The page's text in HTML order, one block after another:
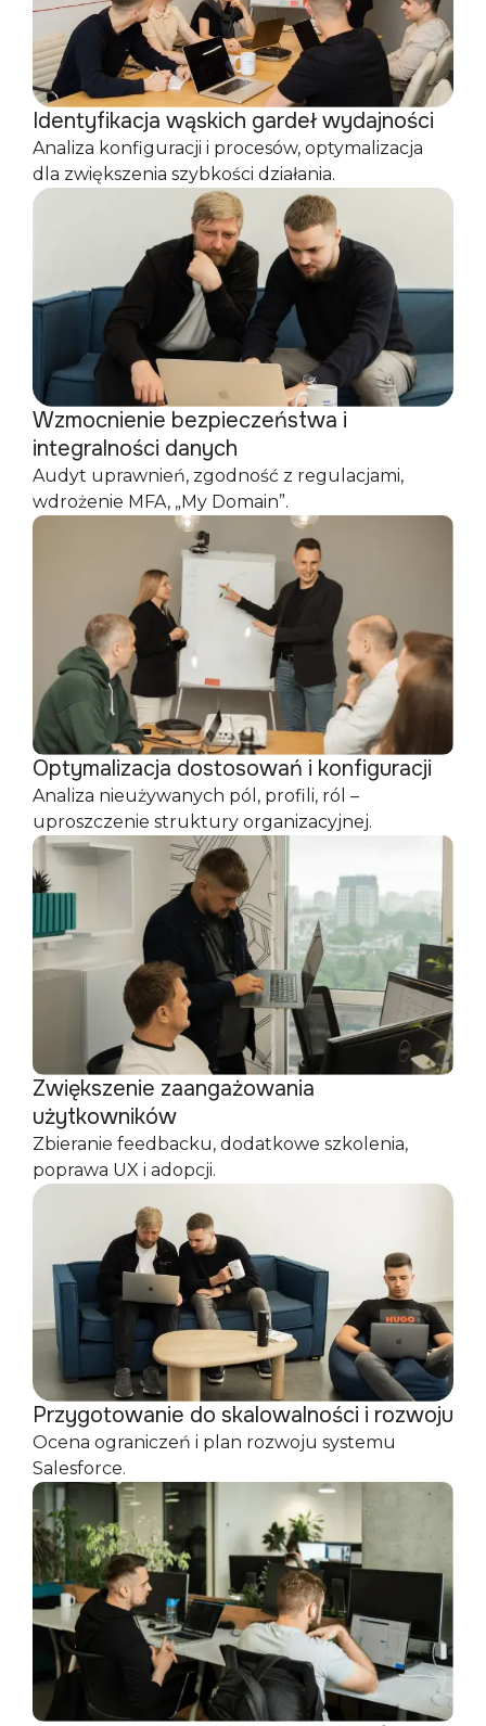
Identyfikacja wąskich gardeł wydajności
Analiza konfiguracji i procesów, optymalizacja
dla zwiększenia szybkości działania.
Wzmocnienie bezpieczeństwa i
integralności danych
Audyt uprawnień, zgodność z regulacjami,
wdrożenie MFA, „My Domain”.
Optymalizacja dostosowań i konfiguracji
Analiza nieużywanych pól, profili, ról –
uproszczenie struktury organizacyjnej.
Zwiększenie zaangażowania
użytkowników
Zbieranie feedbacku, dodatkowe szkolenia,
poprawa UX i adopcji.
Przygotowanie do skalowalności i rozwoju
Ocena ograniczeń i plan rozwoju systemu
Salesforce.